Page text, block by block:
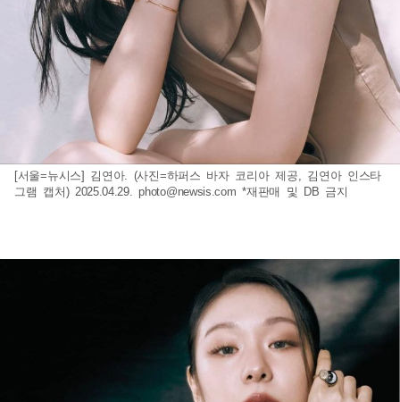
[서울=뉴시스] 김연아. (사진=하퍼스 바자 코리아 제공, 김연아 인스타
그램 캡처) 2025.04.29.photo@newsis.com *재판매 및 DB 금지